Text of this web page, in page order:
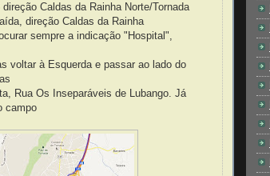
Caldas da Rainha Norte/Tornada
direção Caldas da Rainha
sempre a indicação "Hospital",
voltar à Esquerda e passar ao lado do
Rua Os Inseparáveis de Lubango. Já
campo